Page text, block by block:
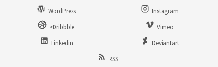
WordPress
Instagram
>Dribbble
Vimeo
Linkedin
Deviantart
RSS